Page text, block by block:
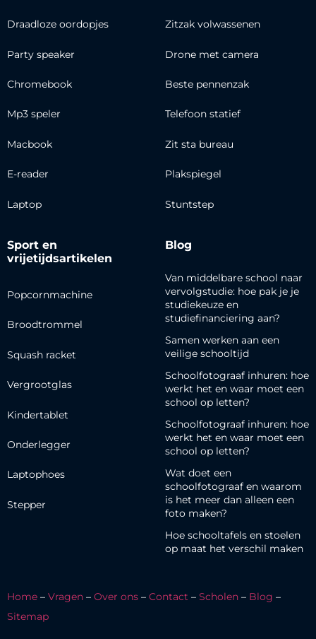
Draadloze oordopjes
Party speaker
Chromebook
Mp3 speler
Macbook
E-reader
Laptop
Zitzak volwassenen
Drone met camera
Beste pennenzak
Telefoon statief
Zit sta bureau
Plakspiegel
Stuntstep
Sport en
vrijetijdsartikelen
Popcornmachine
Broodtrommel
Squash racket
Vergrootglas
Kindertablet
Onderlegger
Laptophoes
Stepper
Blog
Van middelbare school naar
vervolgstudie: hoe pak je je
studiekeuze en
studiefinanciering aan?
Samen werken aan een
veilige schooltijd
Schoolfotograaf inhuren: hoe
werkt het en waar moet een
school op letten?
Schoolfotograaf inhuren: hoe
werkt het en waar moet een
school op letten?
Wat doet een
schoolfotograaf en waarom
is het meer dan alleen een
foto maken?
Hoe schooltafels en stoelen
op maat het verschil maken
Home – Vragen – Over ons – Contact – Scholen – Blog –
Sitemap